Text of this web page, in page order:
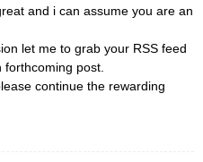
and i can assume you are an
let me to grab your RSS feed
post.
continue the rewarding